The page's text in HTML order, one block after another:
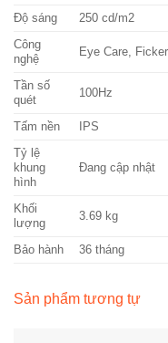
Độ sáng
250 cd/m2
Công
nghệ
Eye Care,
Tần số
quét
100Hz
Tấm nền
IPS
Tỷ lệ
khung
hình
Đang cập nhật
Khối
lượng
3.69 kg
Bảo hành 36 tháng
Sản phẩm tương tự